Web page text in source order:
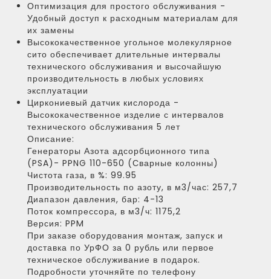
Оптимизация для простого обслуживания -
Удобный доступ к расходным материалам для
их замены
Высококачественное угольное молекулярное
сито обеспечивает длительные интервалы
технического обслуживания и высочайшую
производительность в любых условиях
эксплуатации
Циркониевый датчик кислорода -
Высококачественное изделие с интервалов
технического обслуживания 5 лет
Описание:
Генераторы Азота адсорбционного типа
(PSA)- PPNG 110-650 (Сварные колонны)
Чистота газа, в %: 99.95
Производительность по азоту, в м3/час: 257,7
Диапазон давления, бар: 4-13
Поток компрессора, в м3/ч: 1175,2
Версия: PPM
При заказе оборудования монтаж, запуск и
доставка по УрФО за 0 рубль или первое
техническое обслуживание в подарок.
Подробности уточняйте по телефону